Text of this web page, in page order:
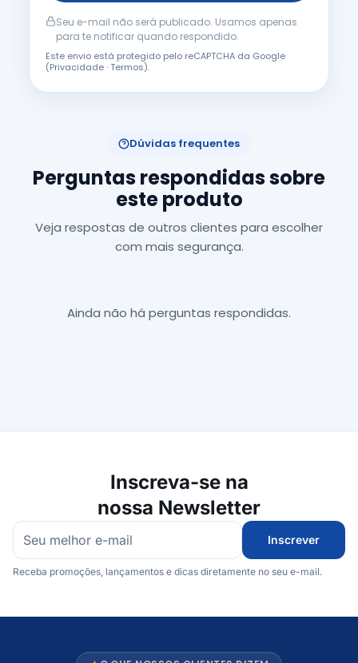
Seu e-mail não será publicado. Usamos apenas
para te notificar quando respondido.
Este envio está protegido pelo reCAPTCHA da Google
(Privacidade·Termos).
Dúvidas frequentes
Perguntas respondidas sobre
este produto
Veja respostas de outros clientes para escolher
com mais segurança.
Ainda não há perguntas respondidas.
Inscreva-se na
nossa Newsletter
Inscrever
Receba promoções, lançamentos e dicas diretamente no seu e-mail.